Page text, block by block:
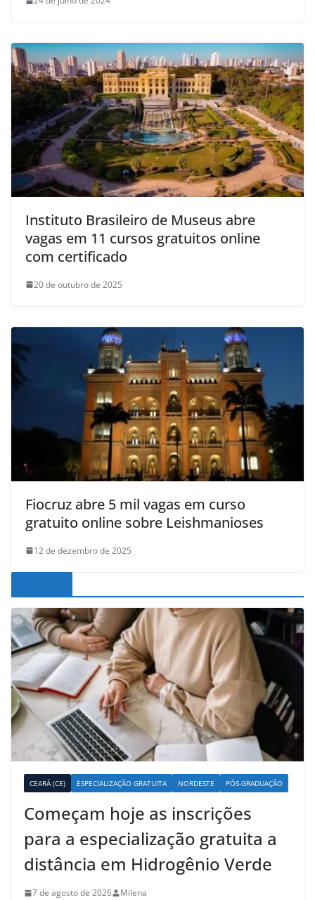
Instituto Brasileiro de Museus abre
vagas em 11 cursos gratuitos online
com certificado
20 de outubro de 2025
Fiocruz abre 5 mil vagas em curso
gratuito online sobre Leishmanioses
12 de dezembro de 2025
CEARÁ (CE) ESPECIALIZAÇÃO GRATUITA NORDESTE PÓS-GRADUAÇÃO
Começam hoje as inscrições
para a especialização gratuita a
distância em Hidrogênio Verde
7 de agosto de 2026 Milena